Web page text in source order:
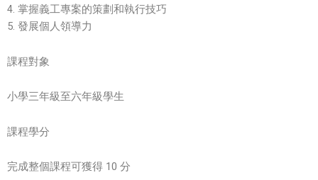
4. 掌握義工專案的策劃和執行技巧
5. 發展個人領導力
課程對象
小學三年級至六年級學生
課程學分
完成整個課程可獲得 10 分